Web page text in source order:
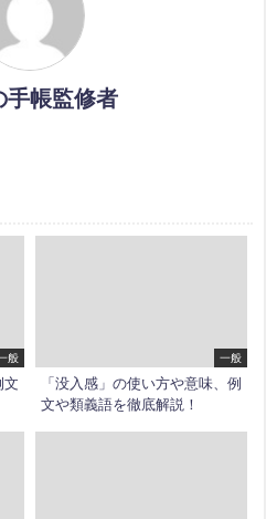
手帳監修者
般
文
一般
「没入感」の使い方や意味、例
文や類義語を徹底解説！